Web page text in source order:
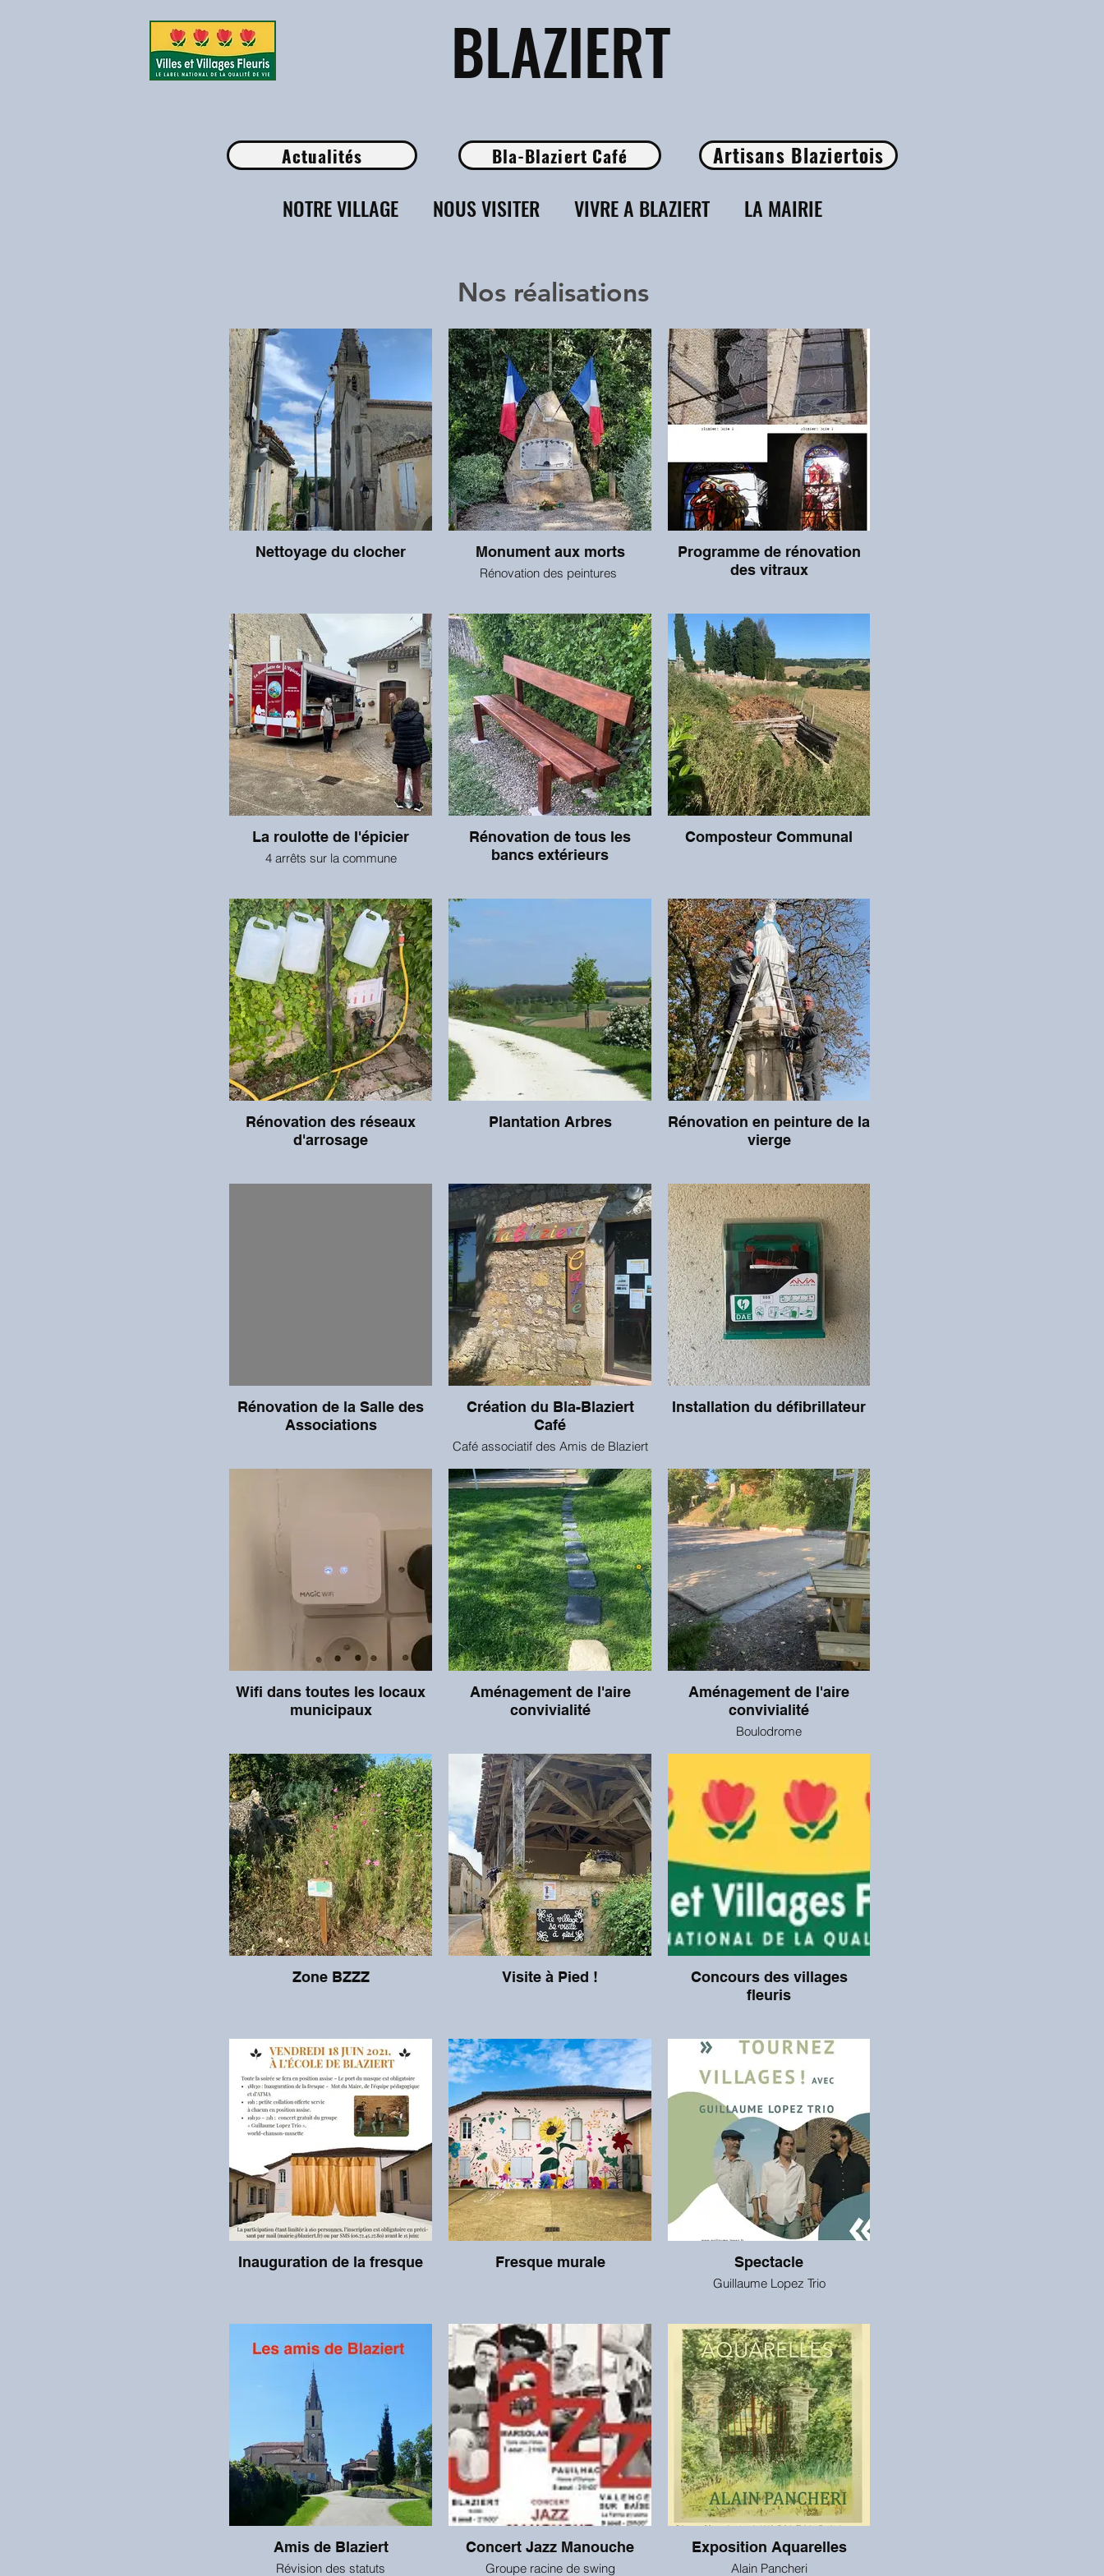
​BLAZIERT
Actualités Bla-Blaziert Café Artisans Blaziertois
NOTRE VILLAGE NOUS VISITER VIVRE A BLAZIERT LA MAIRIE
Nos réalisations
Nettoyage du clocher Monument aux morts
Rénovation des peintures
Programme de rénovation
des vitraux
La roulotte de l'épicier
4 arrêts sur la commune
Rénovation de tous les
bancs extérieurs
Composteur Communal
Rénovation des réseaux
d'arrosage
Plantation Arbres
Rénovation en peinture de la
vierge
Rénovation de la Salle des
Associations
Création du Bla-Blaziert
Café
Café associatif des Amis de Blaziert
pouvez aussi y voir des expositions,
y trouver des produits locaux,
et utiliser un ordinateur avec accès
Internet, mis à votre disposition.
Installation du défibrillateur
Wifi dans toutes les locaux
municipaux
Aménagement de l'aire
convivialité
Aménagement de l'aire
convivialité
Boulodrome
Zone BZZZ Visite à Pied !
Concours des villages
fleuris
Inauguration de la fresque Fresque murale Spectacle
Guillaume Lopez Trio
Amis de Blaziert
Révision des statuts
Concert Jazz Manouche
Groupe racine de swing
Exposition Aquarelles
Alain Pancheri